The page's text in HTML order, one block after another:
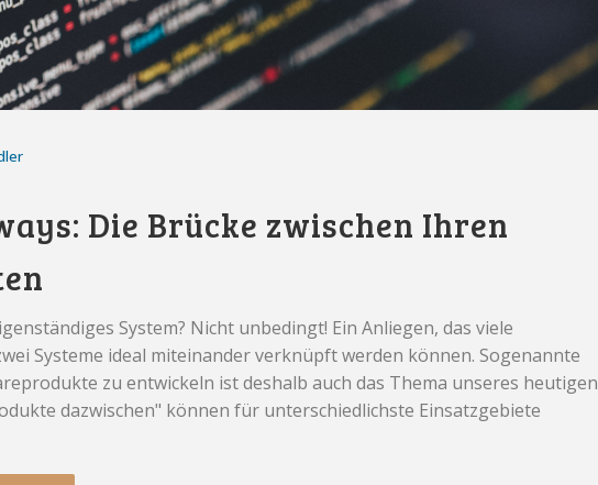
Die Brücke zwischen Ihren
System? Nicht unbedingt! Ein Anliegen, das viele
Systeme ideal miteinander verknüpft werden können. Sogenannte
zu entwickeln ist deshalb auch das Thema unseres heutigen
dazwischen" können für unterschiedlichste Einsatzgebiete